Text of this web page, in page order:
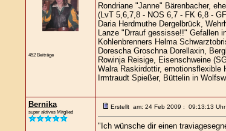
452 Beiträge
Rondriane "Janne" Bärenbacher,
(LvT 5,6,7,8 - NOS 6,7 - FK 6,8 -
Daria Herdmuthe Dergelbrück,
Lanze "Drrauf gessisse!!" Gefallen
Kohlenbrenners Helma
Dorescha Groschna Dorellaxin,
Rowinja Reisige, Eisenschweine
Walra Raskirdottir, emotionsflexible
Irmtraudt Spießer, Büttelin in
Bernika
super aktives Mitglied
Erstellt am: 24 Feb 2009 : 09:13:13 Uhr
"Ich wünsche dir einen